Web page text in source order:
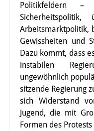
Visiting
PhD
Interns
DIJ Alumni
Research
Research
Politikfeldern
Arbeitsmarktpolitik,
Gewissheiten und
Dazu kommt, dass
instabilen
ungewöhnlich
sitzende Regierung
sich Widerstand
Jugend, die mit
Formen des